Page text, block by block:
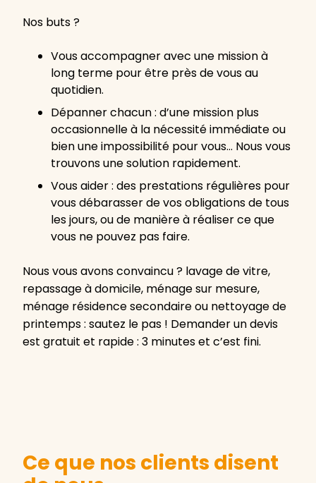
Nos buts ?
Vous accompagner avec une mission à
long terme pour être près de vous au
quotidien.
Dépanner chacun : d’une mission plus
occasionnelle à la nécessité immédiate ou
bien une impossibilité pour vous… Nous vous
trouvons une solution rapidement.
Vous aider : des prestations régulières pour
vous débarasser de vos obligations de tous
les jours, ou de manière à réaliser ce que
vous ne pouvez pas faire.
Nous vous avons convaincu ? lavage de vitre,
repassage à domicile, ménage sur mesure,
ménage résidence secondaire ou nettoyage de
printemps : sautez le pas ! Demander un devis
est gratuit et rapide : 3 minutes et c’est fini.
Ce que nos clients disent